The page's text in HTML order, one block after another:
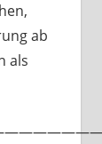
ab
als